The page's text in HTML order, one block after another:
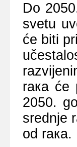
Dо
svеtu
ćе biti
rака ćе
2050.
srеdnjе
оd rака.